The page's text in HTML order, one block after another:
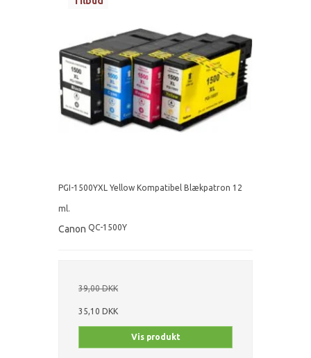
PGI-1500YXL Yellow Kompatibel Blækpatron 12
ml.
Canon QC-1500Y
39,00 DKK
35,10 DKK
Vis produkt